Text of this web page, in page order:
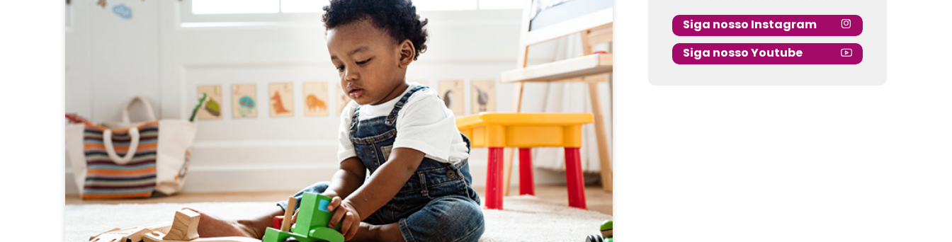
Siga nosso Instagram
Siga nosso Youtube